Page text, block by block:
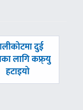
दुई
लागि कफ्र्यु
हटाइयो